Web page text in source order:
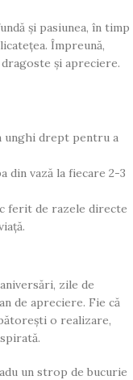
și pasiunea, în timp
Împreună,
și apreciere.
drept pentru a
din vază la fiecare 2-3
ferit de razele directe
zile de
de apreciere. Fie că
o realizare,
un strop de bucurie